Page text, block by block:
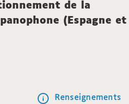
de la
(Espagne et
Renseignements